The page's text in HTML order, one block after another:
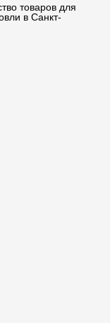
товаров для
в Санкт-